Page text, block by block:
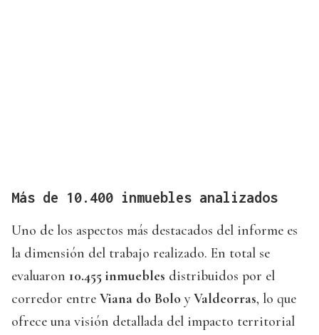
Más de 10.400 inmuebles analizados
Uno de los aspectos más destacados del informe es
la dimensión del trabajo realizado. En total se
evaluaron 10.455 inmuebles distribuidos por el
corredor entre Viana do Bolo yValdeorras, lo que
ofrece una visión detallada del impacto territorial